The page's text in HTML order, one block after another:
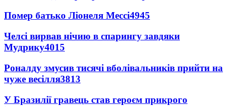
Помер батько Ліонеля Мессі4945
Челсі вирвав нічию в спарингу завдяки
Мудрику4015
Роналду змусив тисячі вболівальників прийти на
чуже весілля3813
У Бразилії гравець став героєм прикрого